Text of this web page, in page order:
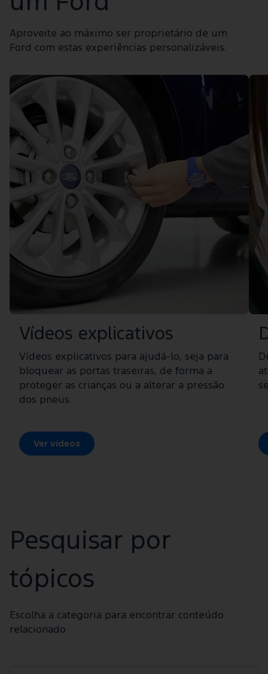
Aproveite ao máximo ser proprietário de um
Ford com estas experiências personalizáveis.
Vídeos explicativos
Vídeos explicativos para ajudá-lo, seja para
bloquear as portas traseiras, de forma a
proteger as crianças ou a alterar a pressão
dos pneus.
Ver vídeos
Pesquisar por
tópicos
Escolha a categoria para encontrar conteúdo
relacionado